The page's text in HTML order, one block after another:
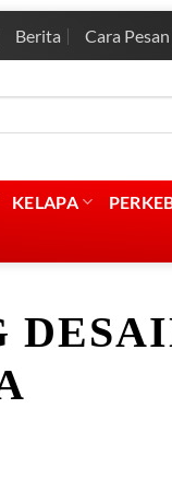
Berita Cara Pesan
KELAPA